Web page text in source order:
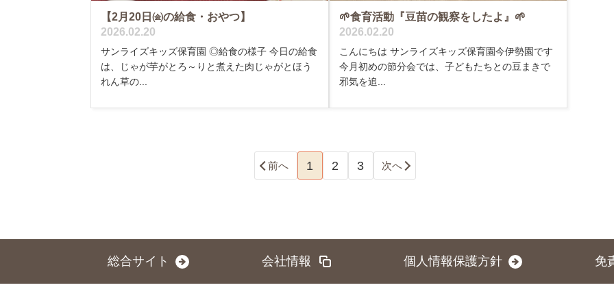
【2月20日㈮の給食・おやつ】
2026.02.20
サンライズキッズ保育園 ◎給食の様子 今日の給食
は、じゃが芋がとろ～りと煮えた肉じゃがとほう
れん草の...
🌱食育活動『豆苗の観察をしたよ』🌱
2026.02.20
こんにちは サンライズキッズ保育園今伊勢園です
今月初めの節分会では、子どもたちとの豆まきで
邪気を追...
前へ 1 2 3 次へ
総合サイト 会社情報 個人情報保護方針 免